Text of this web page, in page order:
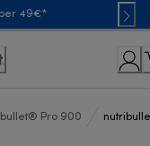
49€*
Pro 900